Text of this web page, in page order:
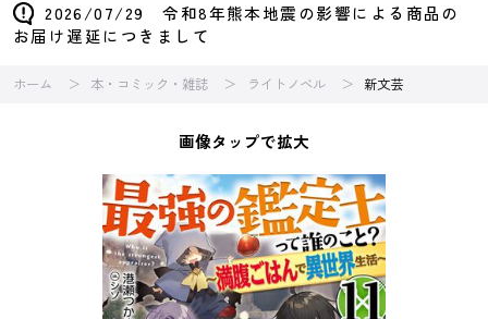
2026/07/29 令和8年熊本地震の影響による商品の
お届け遅延につきまして
ホーム 本・コミック・雑誌 ライトノベル 新文芸
画像タップで拡大